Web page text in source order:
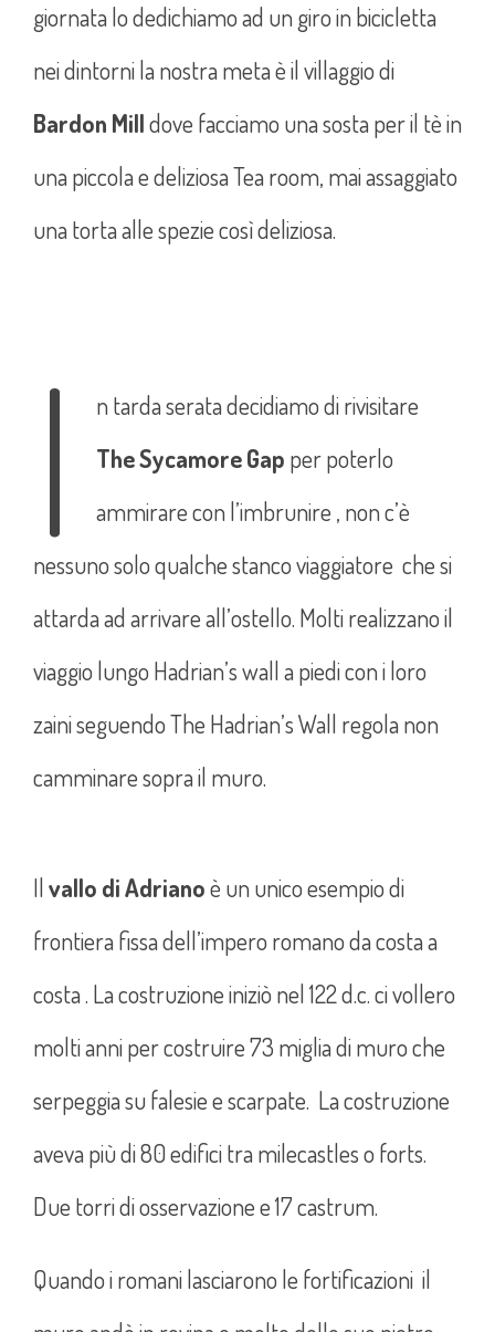
giornata lo dedichiamo ad un giro in bicicletta
nei dintorni la nostra meta è il villaggio di
Bardon Milldove facciamo una sosta per il tè in
una piccola e deliziosa Tea room, mai assaggiato
una torta alle spezie così deliziosa.
I
n tarda serata decidiamo di rivisitare
The Sycamore Gap per poterlo
ammirare con l’imbrunire , non c’è
nessuno solo qualche stanco viaggiatore che si
attarda ad arrivare all’ostello. Molti realizzano il
viaggio lungo Hadrian’s wall a piedi con i loro
zaini seguendo The Hadrian’s Wall regola non
camminare sopra il muro.
Ilvallo di Adrianoè un unico esempio di
frontiera fissa dell’impero romano da costa a
costa . La costruzione iniziò nel 122 d.c. ci vollero
molti anni per costruire 73 miglia di muro che
serpeggia su falesie e scarpate. La costruzione
aveva più di 80 edifici tra milecastles o forts.
Due torri di osservazione e 17 castrum.
Quando i romani lasciarono le fortificazioni il